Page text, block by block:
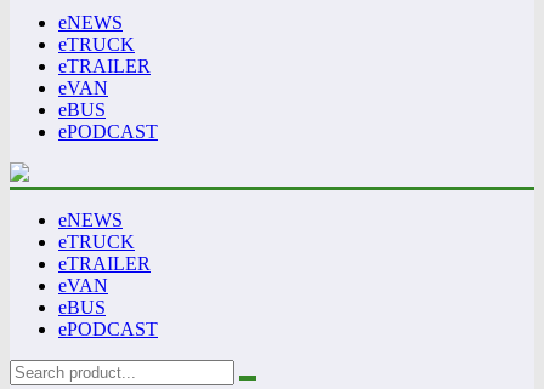
eNEWS
eTRUCK
eTRAILER
eVAN
eBUS
ePODCAST
eNEWS
eTRUCK
eTRAILER
eVAN
eBUS
ePODCAST